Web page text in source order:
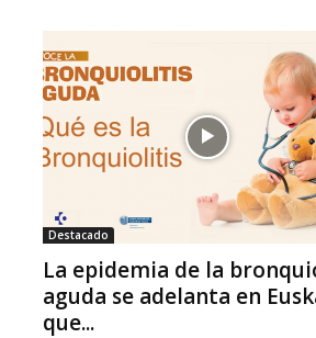
Destacado
La epidemia de la
aguda se adelanta en
que...